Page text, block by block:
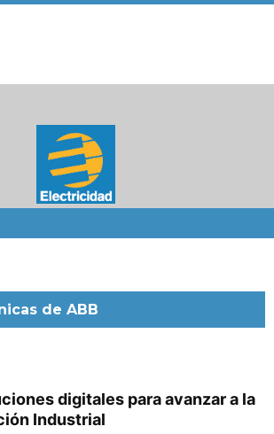
de ABB
digitales para avanzar a la
Industrial